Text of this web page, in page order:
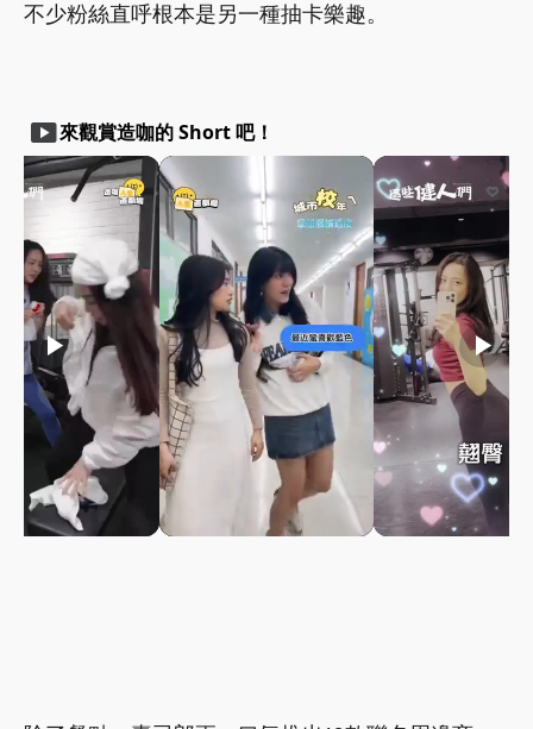
不少粉絲直呼根本是另一種抽卡樂趣。
smart_display來觀賞造咖的 Short 吧！
play_arrow play_arrow play_arrow